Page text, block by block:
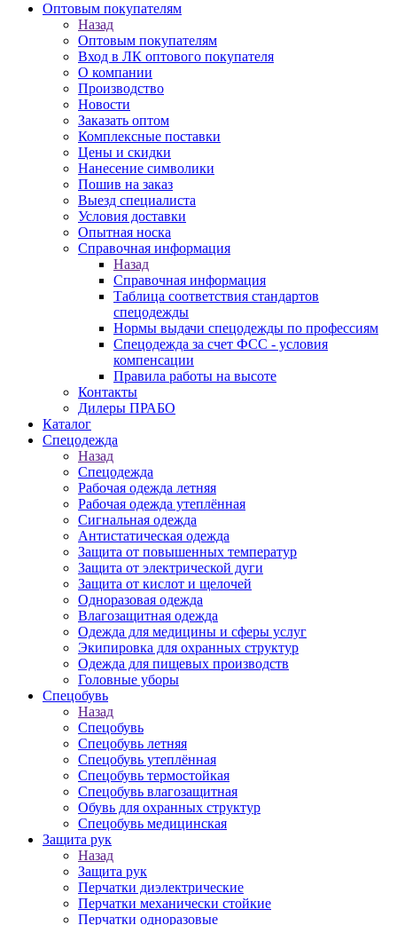
Оптовым покупателям
Назад
Оптовым покупателям
Вход в ЛК оптового покупателя
О компании
Производство
Новости
Заказать оптом
Комплексные поставки
Цены и скидки
Нанесение символики
Пошив на заказ
Выезд специалиста
Условия доставки
Опытная носка
Справочная информация
Назад
Справочная информация
Таблица соответствия стандартов
спецодежды
Нормы выдачи спецодежды по профессиям
Спецодежда за счет ФСС - условия
компенсации
Правила работы на высоте
Контакты
Дилеры ПРАБО
Каталог
Спецодежда
Назад
Спецодежда
Рабочая одежда летняя
Рабочая одежда утеплённая
Сигнальная одежда
Антистатическая одежда
Защита от повышенных температур
Защита от электрической дуги
Защита от кислот и щелочей
Одноразовая одежда
Влагозащитная одежда
Одежда для медицины и сферы услуг
Экипировка для охранных структур
Одежда для пищевых производств
Головные уборы
Спецобувь
Назад
Спецобувь
Спецобувь летняя
Спецобувь утеплённая
Спецобувь термостойкая
Спецобувь влагозащитная
Обувь для охранных структур
Спецобувь медицинская
Защита рук
Назад
Защита рук
Перчатки диэлектрические
Перчатки механически стойкие
Перчатки одноразовые